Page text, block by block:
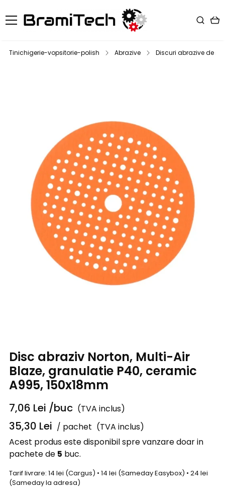
Tinichigerie-vopsitorie-polish Abrazive Discuri abrazive de
Disc abraziv Norton, Multi-Air
Blaze, granulatie P40, ceramic
A995, 150x18mm
7,06 Lei /buc (TVA inclus)
35,30 Lei / pachet (TVA inclus)
Acest produs este disponibil spre vanzare doar in
pachete de 5 buc.
Tarif livrare: 14 lei (Cargus) • 14 lei (Sameday Easybox) • 24 lei
(Sameday la adresa)